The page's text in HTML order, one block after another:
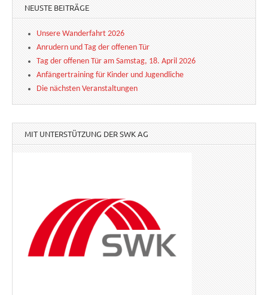
NEUSTE BEITRÄGE
Unsere Wanderfahrt 2026
Anrudern und Tag der offenen Tür
Tag der offenen Tür am Samstag, 18. April 2026
Anfängertraining für Kinder und Jugendliche
Die nächsten Veranstaltungen
MIT UNTERSTÜTZUNG DER SWK AG